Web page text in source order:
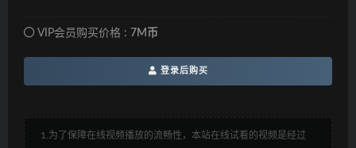
VIP会员购买价格 : 7M币
登录后购买
1.为了保障在线视频播放的流畅性，本站在线试看的视频是经过